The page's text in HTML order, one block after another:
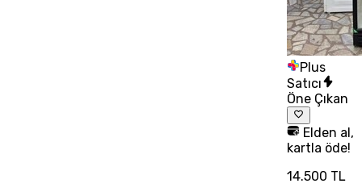
Plus
Satıcı
Öne Çıkan
Elden al,
kartla öde!
14.500 TL